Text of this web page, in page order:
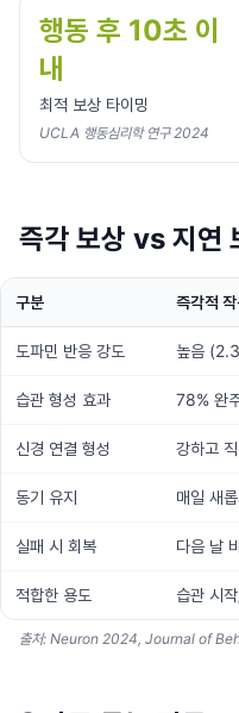
행동 후 10초 이
내
최적 보상 타이밍
UCLA 행동심리학 연구 2024
즉각 보상 vs 지연
구분 즉각적
도파민 반응 강도 높음
습관 형성 효과 78% 완
신경 연결 형성 강하고
동기 유지 매일 새
실패 시 회복 다음 날
적합한 용도 습관 시
출처: Neuron 2024, Journal of